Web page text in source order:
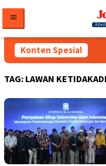
konten
Konten Spesial
TAG: LAWAN